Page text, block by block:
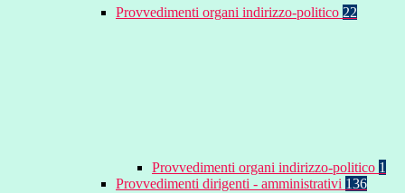
Provvedimenti organi indirizzo-politico 22
Provvedimenti organi indirizzo-politico 1
Provvedimenti dirigenti - amministrativi 136